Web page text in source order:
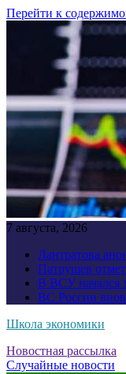
Перейти к
7 августа, 2026
Лантратова
Патрушев
В ВСУ начался
ВС России
Школа экономики
Новостная рассылка
Случайные новости